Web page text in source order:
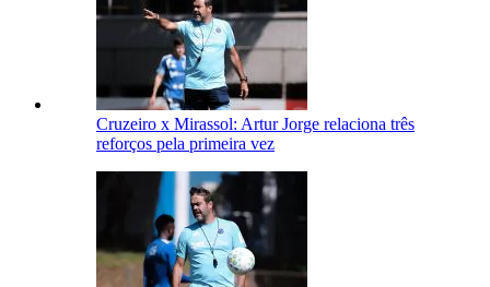
Cruzeiro x Mirassol: Artur Jorge relaciona três
reforços pela primeira vez